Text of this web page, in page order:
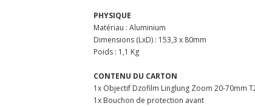
PHYSIQUE
Matériau : Aluminium
Dimensions (LxD) : 153,3 x 80mm
Poids : 1,1 Kg
CONTENU DU CARTON
1x Objectif Dzofilm Linglung Zoom 20-70mm
1x Bouchon de protection avant